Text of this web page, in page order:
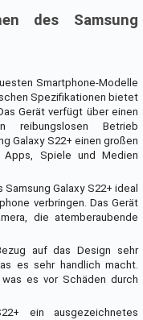
des Samsung
Smartphone-Modelle
Spezifikationen bietet
Gerät verfügt über einen
reibungslosen Betrieb
Galaxy S22+ einen großen
Spiele und Medien
Galaxy S22+ ideal
verbringen. Das Gerät
die atemberaubende
auf das Design sehr
es sehr handlich macht.
es vor Schäden durch
ein ausgezeichnetes